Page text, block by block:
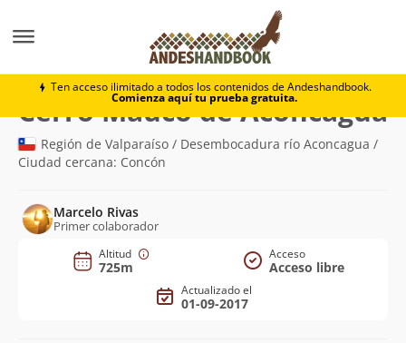
Ten acceso ilimitado a todos los contenidos de Andeshandbook.
Comienza aquí tu prueba gratuita.
Cerro Mauco de Aconcagua
Cerro Mauco de Aconcagua
Región de Valparaíso / Desembocadura río Aconcagua /
Ciudad cercana: Concón
Marcelo Rivas
Primer colaborador
Altitud
725m
Acceso
Acceso libre
Actualizado el
01-09-2017